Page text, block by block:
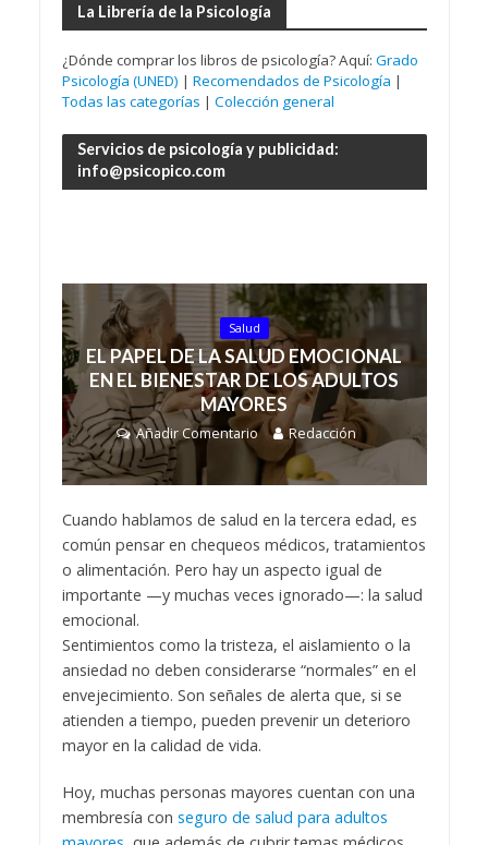
La Librería de la Psicología
¿Dónde comprar los libros de psicología? Aquí: Grado
Psicología (UNED) | Recomendados de Psicología |
Todas las categorías | Colección general
Servicios de psicología y publicidad:
info@psicopico.com
Salud
EL PAPEL DE LA SALUD EMOCIONAL
EN EL BIENESTAR DE LOS ADULTOS
MAYORES
Añadir Comentario Redacción
Cuando hablamos de salud en la tercera edad, es
común pensar en chequeos médicos, tratamientos
o alimentación. Pero hay un aspecto igual de
importante —y muchas veces ignorado—: la salud
emocional.
Sentimientos como la tristeza, el aislamiento o la
ansiedad no deben considerarse “normales” en el
envejecimiento. Son señales de alerta que, si se
atienden a tiempo, pueden prevenir un deterioro
mayor en la calidad de vida.
Hoy, muchas personas mayores cuentan con una
membresía con seguro de salud para adultos